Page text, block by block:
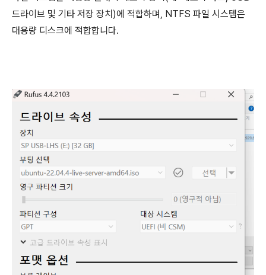
드라이브 및 기타 저장 장치)에 적합하며, NTFS 파일 시스템은
대용량 디스크에 적합합니다.